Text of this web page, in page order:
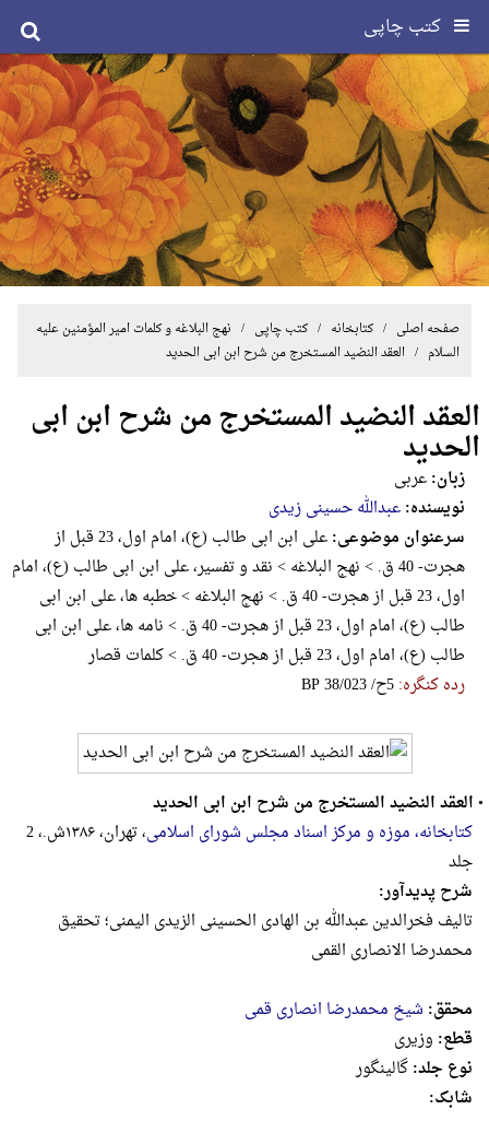
کتب چاپی
صفحه اصلی / کتابخانه /کتب چاپی / نهج البلاغه و کلمات امیر المؤمنین علیه
السلام / العقد النضید المستخرج من شرح ابن ابی الحدید
العقد النضید المستخرج من شرح ابن ابی
الحدید
زبان:عربی
نویسنده:عبدالله حسینی زیدی
سرعنوان موضوعی:
علی ابن ابی طالب (ع)، ‌امام اول، 23 قبل از
هجرت- 40 ق. > نهج البلاغه > نقد و تفسیر، علی ابن ابی طالب (ع)، ‌امام
اول، 23 قبل از هجرت- 40 ق. > نهج البلاغه > خطبه ها، علی ابن ابی
طالب (ع)، ‌امام اول، 23 قبل از هجرت- 40 ق. > نامه ها، علی ابن ابی
طالب (ع)، ‌امام اول، 23 قبل از هجرت- 40 ق. > کلمات قصار
رده کنگره:‎B‎P‎ ‎3‎8‎/‎0‎2‎3‎ ‎/‎ح‎5
•العقد النضید المستخرج من شرح ابن ابی الحدید
کتابخانه، موزه و مرکز اسناد مجلس شورای اسلامی
، تهران، ۱۳۸۶ش.، 2
جلد
شرح پدیدآور:
تالیف فخرالدین عبدالله بن الهادی الحسینی الزیدی الیمنی؛ تحقیق
محمدرضا الانصاری القمی
محقق: شیخ محمدرضا انصاری قمی
قطع: وزيرى
نوع جلد:گالینگور
شابک: